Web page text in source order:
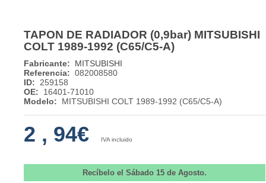
TAPON DE RADIADOR (0,9bar) MITSUBISHI
COLT 1989-1992 (C65/C5-A)
Fabricante:
MITSUBISHI
Referencia: 082008580
ID:
259158
OE:
16401-71010
Modelo:
MITSUBISHI COLT 1989-1992 (C65/C5-A)
2 , 94€ IVA incluido
Recíbelo el Sábado 15 de Agosto.